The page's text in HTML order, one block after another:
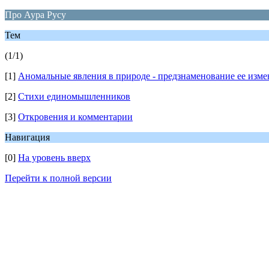
Про Аура Русу
Тем
(1/1)
[1] Аномальные явления в природе - предзнаменование ее
[2] Стихи единомышленников
[3] Откровения и комментарии
Навигация
[0] На уровень вверх
Перейти к полной версии